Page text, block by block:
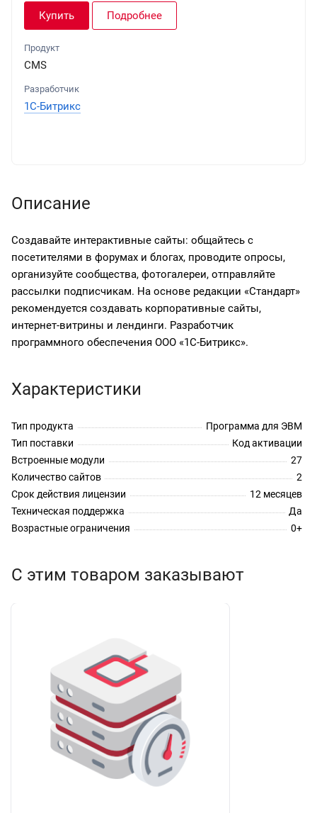
Купить Подробнее
Продукт
CMS
Разработчик
1С-Битрикс
Описание
Создавайте интерактивные сайты: общайтесь с
посетителями в форумах и блогах, проводите опросы,
организуйте сообщества, фотогалереи, отправляйте
рассылки подписчикам. На основе редакции «Стандарт»
рекомендуется создавать корпоративные сайты,
интернет-витрины и лендинги. Разработчик
программного обеспечения ООО «1С-Битрикс».
Характеристики
Тип продукта
Программа для ЭВМ
Тип поставки
Код активации
Встроенные модули
27
Количество сайтов
2
Срок действия лицензии
12 месяцев
Техническая поддержка
Да
Возрастные ограничения
0+
С этим товаром заказывают